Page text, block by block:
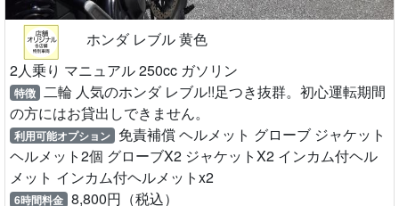
ホンダ レブル 黄色
2人乗り マニュアル 250cc ガソリン
特徴 二輪 人気のホンダ レブル!!足つき抜群。初心運転期間
の方にはお貸出しできません。
利用可能オプション 免責補償 ヘルメット グローブ ジャケット
ヘルメット2個 グローブX2 ジャケットX2 インカム付ヘル
メット インカム付ヘルメットx2
6時間料金 8,800円（税込）